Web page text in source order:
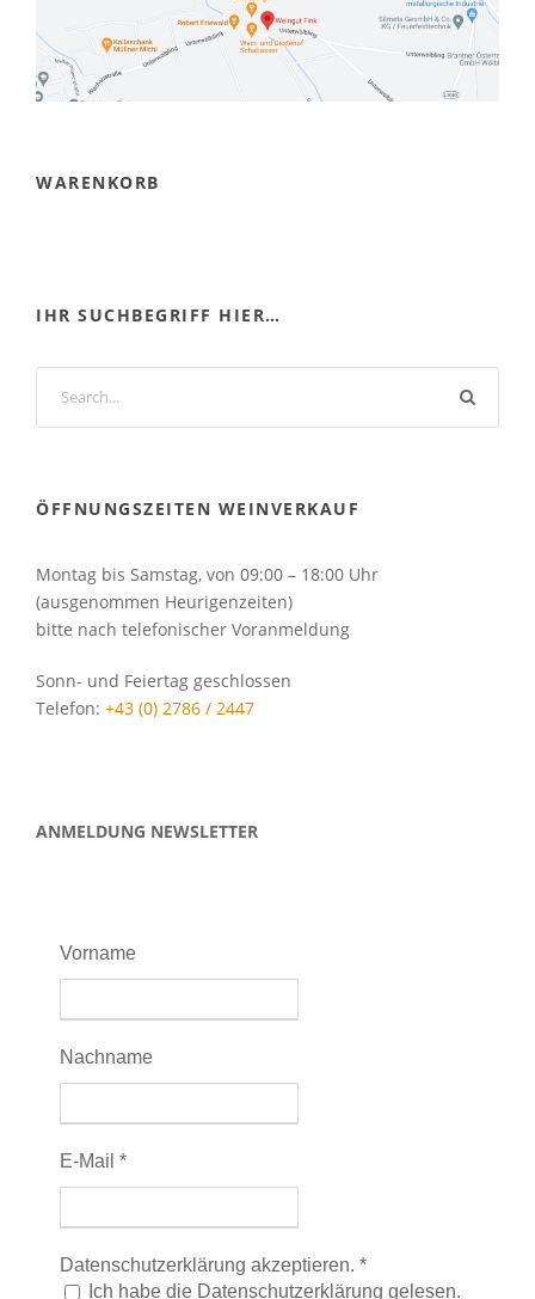
WARENKORB
IHR SUCHBEGRIFF HIER…
ÖFFNUNGSZEITEN WEINVERKAUF
Montag bis Samstag, von 09:00 – 18:00 Uhr
(ausgenommen Heurigenzeiten)
bitte nach telefonischer Voranmeldung
Sonn- und Feiertag geschlossen
Telefon: +43 (0) 2786 / 2447
ANMELDUNG NEWSLETTER
Vorname
Nachname
E-Mail *
Datenschutzerklärung akzeptieren. *
Ich habe die Datenschutzerklärung gelesen.